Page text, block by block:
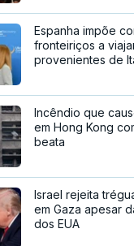
Espanha impõe
fronteiriços a
provenientes de
Incêndio que
em Hong Kong
beata
Israel rejeita
em Gaza apesar
dos EUA